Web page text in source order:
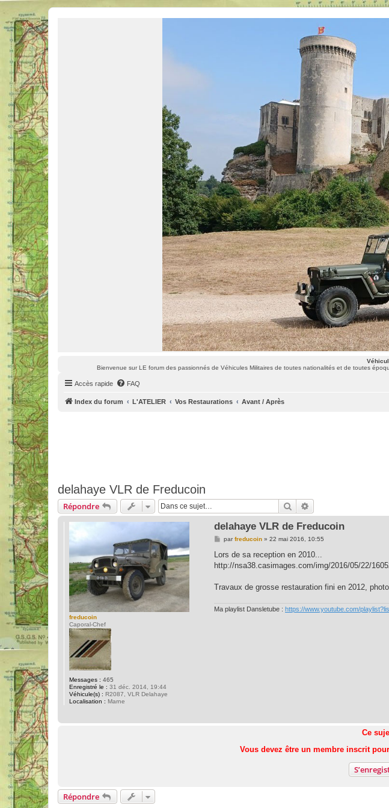
Bienvenue sur LE forum des passionnés de Véhicules Militaires de toutes nationalités et de toutes époques.
Bienvenue sur LE forum des passionnés de Véhicules Militaires de toutes nationalités et de toutes
Accès rapide FAQ
Index du forum L'ATELIER Vos Restaurations Avant / Après
delahaye VLR de Freducoin
Répondre Rechercher
freducoin
Caporal-Chef
Messages : 465
Enregistré le : 31 déc. 2014, 19:44
Véhicule(s) : R2087, VLR Delahaye
Localisation : Marne
delahaye VLR de Freducoin
M
s
a
parfreducoin» 22 mai 2016, 10:55
Lors de sa reception en 2010...
http://nsa38.casimages.com/img/2016/05/22/
Travaux de grosse restauration fini en 2012,
Ma playlist Dansletube : https://www.youtube.com/
Ce
Vous devez être un membre inscrit
Répondre